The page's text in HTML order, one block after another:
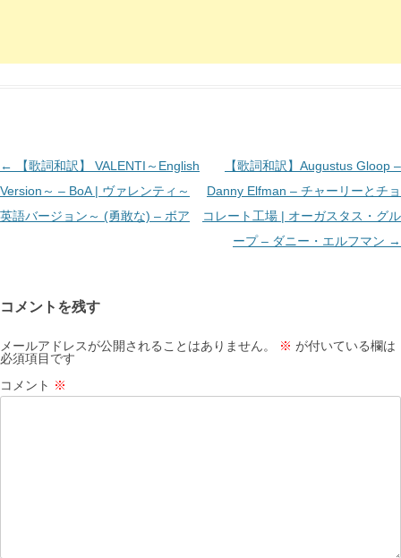
投
稿
ナ
シ
ョ
ン
←
【歌詞和訳】 VALENTI～English
Version～ – BoA | ヴァレンティ～
英語バージョン～ (勇敢な) – ボア
【歌詞和訳】Augustus Gloop –
Danny Elfman – チャーリーとチョ
コレート工場 | オーガスタス・グル
ープ – ダニー・エルフマン →
コメントを残す
メールアドレスが公開されることはありません。 ※ が付いている欄は
必須項目です
コメント ※